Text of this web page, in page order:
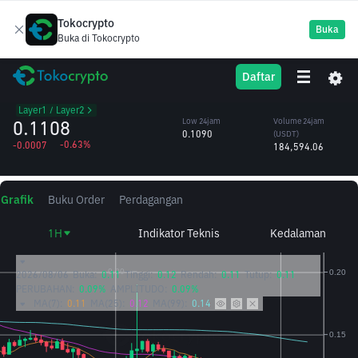
Tokocrypto
Buka di Tokocrypto
Buka
Daftar
IMX ImmutableX
Layer1 / Layer2
0.1108
-0.0007 -0.63%
Low 24jam
0.1090
Volume 24jam
(IMX)
Volume 24jam
(USDT)
184,594.06
Grafik Buku Order Perdagangan
1H Indikator Teknis Kedalaman
2026/08/06 Buka: 0.11 Tinggi: 0.12 Rendah: 0.11 Tutup: 0.11
0.09% AMPLITUDO:
0.09%
0.11 MA(25): 0.12 0.14